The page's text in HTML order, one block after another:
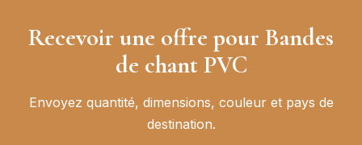
Recevoir une offre pour Bandes
de chant PVC
Envoyez quantité, dimensions, couleur et pays de
destination.